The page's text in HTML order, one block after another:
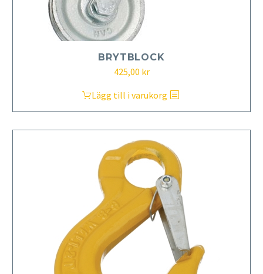
BRYTBLOCK
425,00 kr
Lägg till i varukorg